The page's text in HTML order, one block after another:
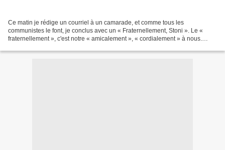
Ce matin je rédige un courriel à un camarade, et comme tous les
communistes le font, je conclus avec un « Fraternellement, Stoni ». Le «
fraternellement », c'est notre « amicalement », « cordialement » à nous.